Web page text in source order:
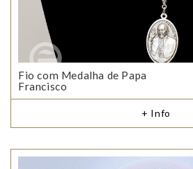
Fio com Medalha de Papa
Francisco
+ Info